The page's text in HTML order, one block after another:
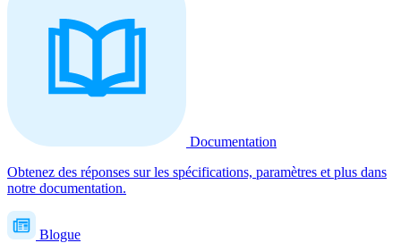
Documentation
Obtenez des réponses sur les spécifications, paramètres et plus dans
notre documentation.
Blogue